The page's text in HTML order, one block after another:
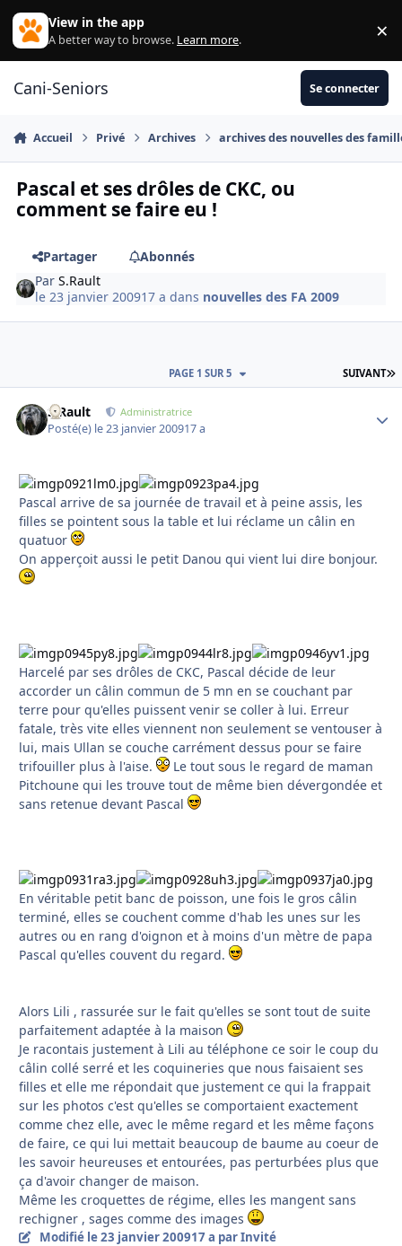
Aller au contenu
View in the app
A better way to browse. Learn more. ×
Cani-Seniors Se connecter
Accueil Privé Archives archives des nouvelles des
Pascal et ses drôles de CKC, ou
comment se faire eu !
Partager
Abonnés
ParS.Rault
le 23 janvier 200917 a dans nouvelles des FA 2009
SUIVANT
PAGE 1 SUR 5
S.Rault Administratrice
Posté(e) le 23 janvier 200917 a
Pascal arrive de sa journée de travail et à peine assis, les
filles se pointent sous la table et lui réclame un câlin en
quatuor
On apperçoit aussi le petit Danou qui vient lui dire bonjour.
Harcelé par ses drôles de CKC, Pascal décide de leur
accorder un câlin commun de 5 mn en se couchant par
terre pour qu'elles puissent venir se coller à lui. Erreur
fatale, très vite elles viennent non seulement se ventouser à
lui, mais Ullan se couche carrément dessus pour se faire
trifouiller plus à l'aise.
Le tout sous le regard de maman
Pitchoune qui les trouve tout de même bien dévergondée et
sans retenue devant Pascal
En véritable petit banc de poisson, une fois le gros câlin
terminé, elles se couchent comme d'hab les unes sur les
autres ou en rang d'oignon et à moins d'un mètre de papa
Pascal qu'elles couvent du regard.
Alors Lili , rassurée sur le fait qu'elles se sont tout de suite
parfaitement adaptée à la maison
Je racontais justement à Lili au téléphone ce soir le coup du
câlin collé serré et les coquineries que nous faisaient ses
filles et elle me répondait que justement ce qui la frappait
sur les photos c'est qu'elles se comportaient exactement
comme chez elle, avec le même regard et les même façons
de faire, ce qui lui mettait beaucoup de baume au coeur de
les savoir heureuses et entourées, pas perturbées plus que
ça d'avoir changer de maison.
Même les croquettes de régime, elles les mangent sans
rechigner , sages comme des images
Modifié le 23 janvier 200917 a par Invité